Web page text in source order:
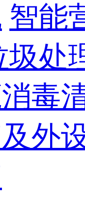
智能
圾处
毒
外